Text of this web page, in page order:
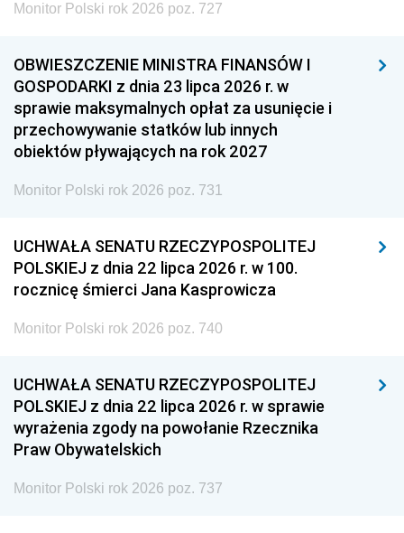
Monitor Polski rok 2026 poz. 727
OBWIESZCZENIE MINISTRA FINANSÓW I
GOSPODARKI z dnia 23 lipca 2026 r. w
sprawie maksymalnych opłat za usunięcie i
przechowywanie statków lub innych
obiektów pływających na rok 2027
Monitor Polski rok 2026 poz. 731
UCHWAŁA SENATU RZECZYPOSPOLITEJ
POLSKIEJ z dnia 22 lipca 2026 r. w 100.
rocznicę śmierci Jana Kasprowicza
Monitor Polski rok 2026 poz. 740
UCHWAŁA SENATU RZECZYPOSPOLITEJ
POLSKIEJ z dnia 22 lipca 2026 r. w sprawie
wyrażenia zgody na powołanie Rzecznika
Praw Obywatelskich
Monitor Polski rok 2026 poz. 737